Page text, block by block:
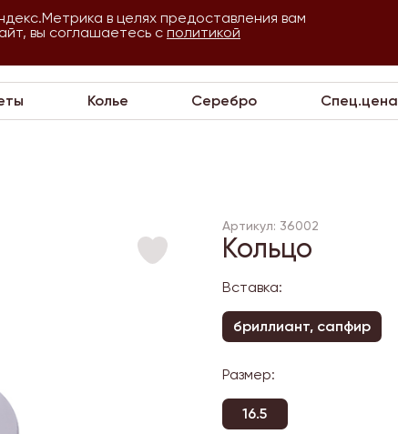
О
Для
VIP Партнеры
Колье Серебро Спец.цена
Артикул: 36002
Кольцо
Вставка:
бриллиант, сапфир
Размер:
16.5
в целях предоставления вам
вы соглашаетесь с политикой